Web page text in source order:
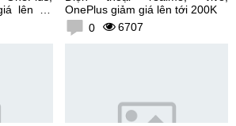
lên tới
OnePlus giảm giá lên tới 200K
0
6707